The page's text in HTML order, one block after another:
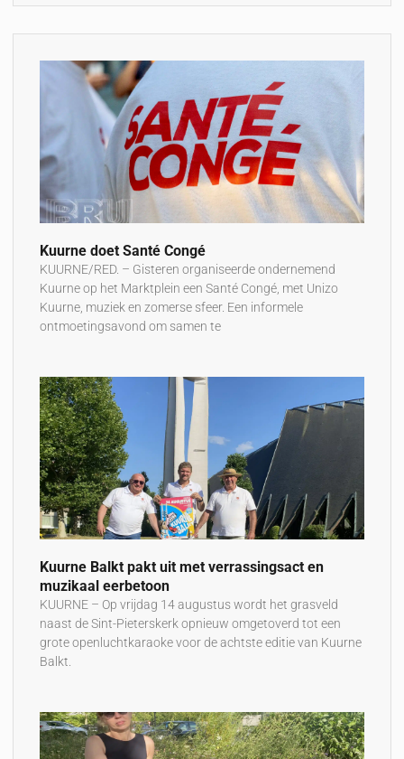
Kuurne doet Santé Congé
KUURNE/RED. – Gisteren organiseerde ondernemend
Kuurne op het Marktplein een Santé Congé, met Unizo
Kuurne, muziek en zomerse sfeer. Een informele
ontmoetingsavond om samen te
Kuurne Balkt pakt uit met verrassingsact en
muzikaal eerbetoon
KUURNE – Op vrijdag 14 augustus wordt het grasveld
naast de Sint-Pieterskerk opnieuw omgetoverd tot een
grote openluchtkaraoke voor de achtste editie van Kuurne
Balkt.